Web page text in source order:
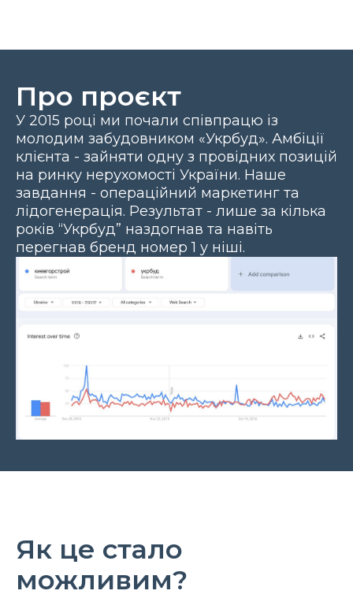
Про проєкт
У 2015 році ми почали співпрацю із
молодим забудовником «Укрбуд». Амбіції
клієнта - зайняти одну з провідних позицій
на ринку нерухомості України. Наше
завдання - операційний маркетинг та
лідогенерація. Результат - лише за кілька
років “Укрбуд” наздогнав та навіть
перегнав бренд номер 1 у ніші.
Як це стало
можливим?